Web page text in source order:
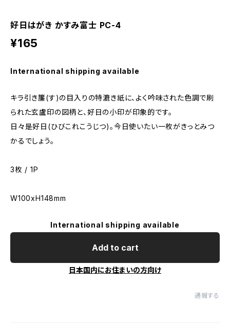
好日はがき かすみ富士 PC-4
¥165
International shipping available
キラ引き簾(す)の目入りの特漉き紙に、よく吟味された色調で刷
られた玄盧印の図柄と、好日の小印が印象的です。
日々是好日(ひびこれこうじつ)。今日使いたい一枚がきっとみつ
かるでしょう。
3枚 / 1P
W100xH148mm
International shipping available
Add to cart
日本国内にお住まいの方向け
通報する